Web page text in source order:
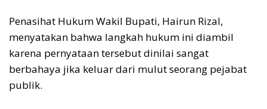
Penasihat Hukum Wakil Bupati, Hairun Rizal,
menyatakan bahwa langkah hukum ini diambil
karena pernyataan tersebut dinilai sangat
berbahaya jika keluar dari mulut seorang pejabat
publik.